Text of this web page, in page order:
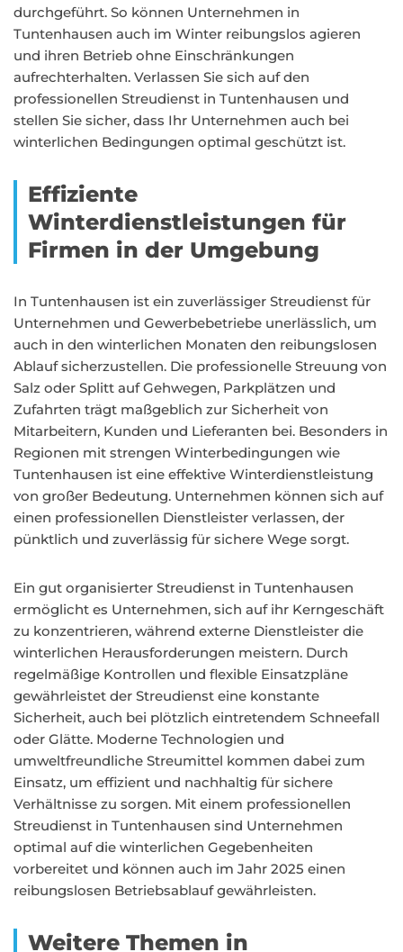
durchgeführt. So können Unternehmen in
Tuntenhausen auch im Winter reibungslos agieren
und ihren Betrieb ohne Einschränkungen
aufrechterhalten. Verlassen Sie sich auf den
professionellen Streudienst in Tuntenhausen und
stellen Sie sicher, dass Ihr Unternehmen auch bei
winterlichen Bedingungen optimal geschützt ist.
Effiziente
Winterdienstleistungen für
Firmen in der Umgebung
In Tuntenhausen ist ein zuverlässiger Streudienst für
Unternehmen und Gewerbebetriebe unerlässlich, um
auch in den winterlichen Monaten den reibungslosen
Ablauf sicherzustellen. Die professionelle Streuung von
Salz oder Splitt auf Gehwegen, Parkplätzen und
Zufahrten trägt maßgeblich zur Sicherheit von
Mitarbeitern, Kunden und Lieferanten bei. Besonders in
Regionen mit strengen Winterbedingungen wie
Tuntenhausen ist eine effektive Winterdienstleistung
von großer Bedeutung. Unternehmen können sich auf
einen professionellen Dienstleister verlassen, der
pünktlich und zuverlässig für sichere Wege sorgt.
Ein gut organisierter Streudienst in Tuntenhausen
ermöglicht es Unternehmen, sich auf ihr Kerngeschäft
zu konzentrieren, während externe Dienstleister die
winterlichen Herausforderungen meistern. Durch
regelmäßige Kontrollen und flexible Einsatzpläne
gewährleistet der Streudienst eine konstante
Sicherheit, auch bei plötzlich eintretendem Schneefall
oder Glätte. Moderne Technologien und
umweltfreundliche Streumittel kommen dabei zum
Einsatz, um effizient und nachhaltig für sichere
Verhältnisse zu sorgen. Mit einem professionellen
Streudienst in Tuntenhausen sind Unternehmen
optimal auf die winterlichen Gegebenheiten
vorbereitet und können auch im Jahr 2025 einen
reibungslosen Betriebsablauf gewährleisten.
Weitere Themen in